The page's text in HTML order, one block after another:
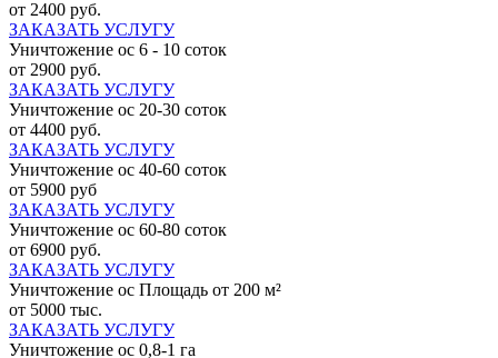
от 2400 руб.
ЗАКАЗАТЬ УСЛУГУ
Уничтожение ос 6 - 10 соток
от 2900 руб.
ЗАКАЗАТЬ УСЛУГУ
Уничтожение ос 20-30 соток
от 4400 руб.
ЗАКАЗАТЬ УСЛУГУ
Уничтожение ос 40-60 соток
от 5900 руб
ЗАКАЗАТЬ УСЛУГУ
Уничтожение ос 60-80 соток
от 6900 руб.
ЗАКАЗАТЬ УСЛУГУ
Уничтожение ос Площадь от 200 м²
от 5000 тыс.
ЗАКАЗАТЬ УСЛУГУ
Уничтожение ос 0,8-1 га